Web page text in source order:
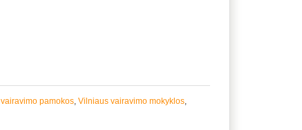
vairavimo pamokos, Vilniaus vairavimo mokyklos,